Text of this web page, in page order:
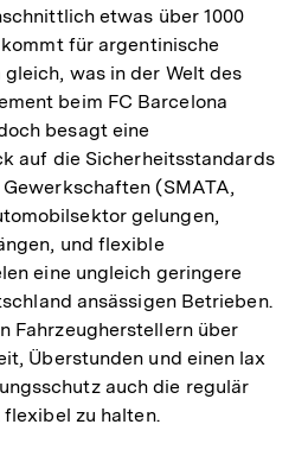
etwas über 1000
für argentinische
was in der Welt des
beim FC Barcelona
besagt eine
auf die Sicherheitsstandards
(SMATA,
gelungen,
und flexible
eine ungleich geringere
ansässigen Betrieben.
Fahrzeugherstellern über
Überstunden und einen lax
auch die regulär
zu halten.